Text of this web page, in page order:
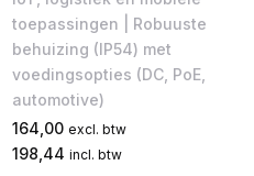
toepassingen | Robuuste
behuizing (IP54) met
voedingsopties (DC, PoE,
automotive)
164,00 excl. btw
198,44 incl. btw